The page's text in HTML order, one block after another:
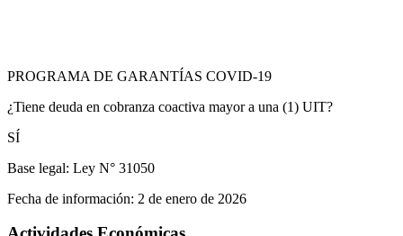
PROGRAMA DE GARANTÍAS COVID-19
¿Tiene deuda en cobranza coactiva mayor a una (1) UIT?
SÍ
Base legal: Ley N° 31050
Fecha de información: 2 de enero de 2026